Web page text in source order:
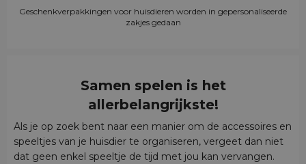
Geschenkverpakkingen voor huisdieren worden in gepersonaliseerde
zakjes gedaan
Samen spelen is het
allerbelangrijkste!
Als je op zoek bent naar een manier om de accessoires en
speeltjes van je huisdier te organiseren, vergeet dan niet
dat geen enkel speeltje de tijd met jou kan vervangen.